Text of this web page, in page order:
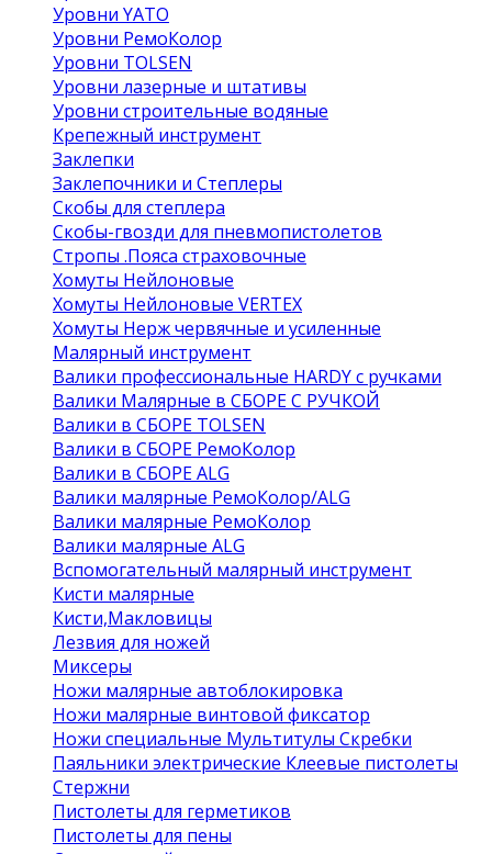
Уровни YATO
Уровни РемоКолор
Уровни TOLSEN
Уровни лазерные и штативы
Уровни строительные водяные
Крепежный инструмент
Заклепки
Заклепочники и Степлеры
Скобы для степлера
Скобы-гвозди для пневмопистолетов
Стропы .Пояса страховочные
Хомуты Нейлоновые
Хомуты Нейлоновые VERTEX
Хомуты Нерж червячные и усиленные
Малярный инструмент
Валики профессиональные HARDY с ручками
Валики Малярные в СБОРЕ С РУЧКОЙ
Валики в СБОРЕ TOLSEN
Валики в СБОРЕ РемоКолор
Валики в СБОРЕ ALG
Валики малярные РемоКолор/ALG
Валики малярные РемоКолор
Валики малярные ALG
Вспомогательный малярный инструмент
Кисти малярные
Кисти,Макловицы
Лезвия для ножей
Миксеры
Ножи малярные автоблокировка
Ножи малярные винтовой фиксатор
Ножи специальные Мультитулы Скребки
Паяльники электрические Клеевые пистолеты
Стержни
Пистолеты для герметиков
Пистолеты для пены